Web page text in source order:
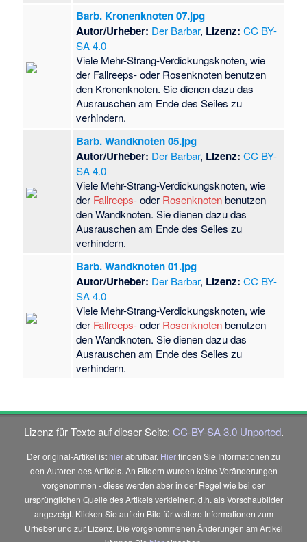
Barb. Kronenknoten 07.jpg
Autor/Urheber: Der Barbar, Lizenz: CC BY-
SA 4.0
Viele Mehr-Strang-Verdickungsknoten, wie
der Fallreeps- oder Rosenknoten benutzen
den Kronenknoten. Sie dienen dazu das
Ausrauschen am Ende des Seiles zu
verhindern.
Barb. Wandknoten 05.jpg
Autor/Urheber: Der Barbar, Lizenz: CC BY-
SA 4.0
Viele Mehr-Strang-Verdickungsknoten, wie
der Fallreeps-oder Rosenknotenbenutzen
den Wandknoten. Sie dienen dazu das
Ausrauschen am Ende des Seiles zu
verhindern.
Barb. Wandknoten 01.jpg
Autor/Urheber: Der Barbar, Lizenz: CC BY-
SA 4.0
Viele Mehr-Strang-Verdickungsknoten, wie
der Fallreeps-oder Rosenknotenbenutzen
den Wandknoten. Sie dienen dazu das
Ausrauschen am Ende des Seiles zu
verhindern.
Lizenz für Texte auf dieser Seite: CC-BY-SA 3.0 Unported.
Der original-Artikel ist hierabrufbar. Hierfinden Sie Informationen zu
den Autoren des Artikels. An Bildern wurden keine Veränderungen
vorgenommen - diese werden aber in der Regel wie bei der
ursprünglichen Quelle des Artikels verkleinert, d.h. als Vorschaubilder
angezeigt. Klicken Sie auf ein Bild für weitere Informationen zum
Urheber und zur Lizenz. Die vorgenommenen Änderungen am Artikel